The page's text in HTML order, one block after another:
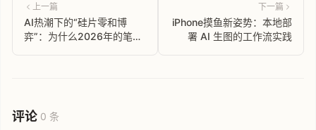
上一篇
AI热潮下的“硅片零和博
弈”：为什么2026年的笔记
下一篇
iPhone摸鱼新姿势：本地部
署 AI 生图的工作流实践
评论 0 条